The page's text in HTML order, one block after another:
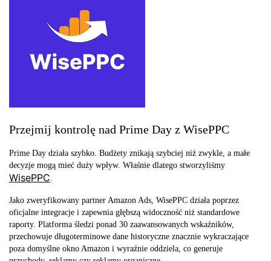
Przejmij kontrolę nad Prime Day z WisePPC
Prime Day działa szybko. Budżety znikają szybciej niż zwykle, a małe
decyzje mogą mieć duży wpływ. Właśnie dlatego stworzyliśmy
WisePPC.
Jako zweryfikowany partner Amazon Ads, WisePPC działa poprzez
oficjalne integracje i zapewnia głębszą widoczność niż standardowe
raporty. Platforma śledzi ponad 30 zaawansowanych wskaźników,
przechowuje długoterminowe dane historyczne znacznie wykraczające
poza domyślne okno Amazon i wyraźnie oddziela, co generuje